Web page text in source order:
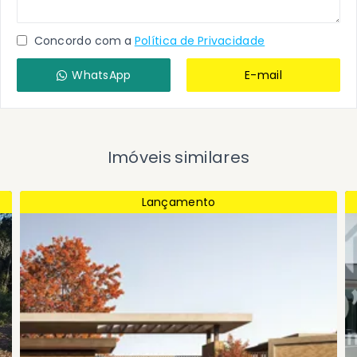
Concordo com a Política de Privacidade
WhatsApp E-mail
Imóveis similares
Lançamento